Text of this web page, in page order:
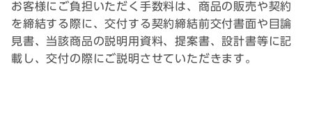
お客様にご負担いただく手数料は、商品の販売や契約
を締結する際に、交付する契約締結前交付書面や目論
見書、当該商品の説明用資料、提案書、設計書等に記
載し、交付の際にご説明させていただきます。